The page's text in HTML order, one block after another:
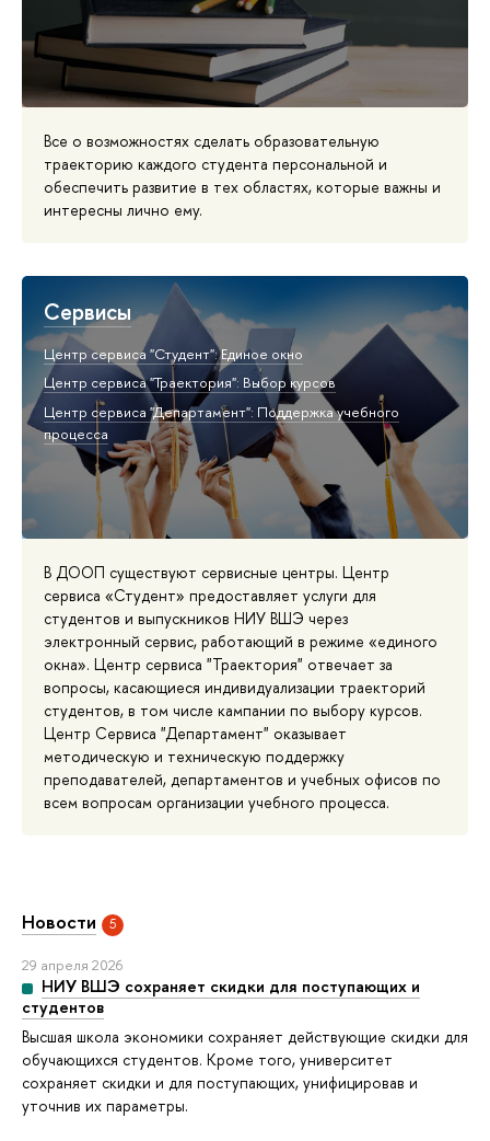
Новости 5
29 апреля 2026
НИУ ВШЭ сохраняет скидки для поступающих и
студентов
Высшая школа экономики сохраняет действующие скидки для
обучающихся студентов. Кроме того, университет
сохраняет скидки и для поступающих, унифицировав и
уточнив их параметры.
Все о возможностях сделать образовательную
траекторию каждого студента персональной и
обеспечить развитие в тех областях, которые важны и
интересны лично ему.
Сервисы
Центр сервиса "Студент": Единое окно
Центр сервиса "Траектория": Выбор курсов
Центр сервиса "Департамент": Поддержка учебного
процесса
В ДООП существуют сервисные центры. Центр
сервиса «Студент» предоставляет услуги для
студентов и выпускников НИУ ВШЭ через
электронный сервис, работающий в режиме «единого
окна». Центр сервиса "Траектория" отвечает за
вопросы, касающиеся индивидуализации траекторий
студентов, в том числе кампании по выбору курсов.
Центр Сервиса "Департамент" оказывает
методическую и техническую поддержку
преподавателей, департаментов и учебных офисов по
всем вопросам организации учебного процесса.